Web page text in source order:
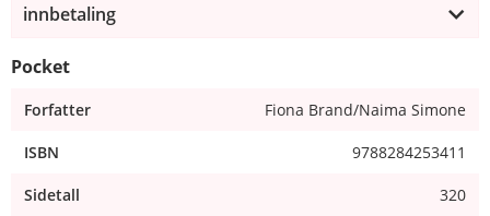
innbetaling
Pocket
Forfatter Fiona Brand/Naima Simone
ISBN 9788284253411
Sidetall 320